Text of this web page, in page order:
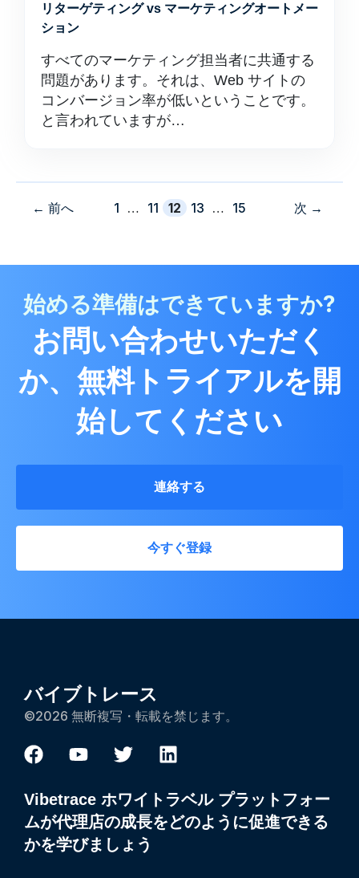
リターゲティング vs マーケティングオートメー
ション
すべてのマーケティング担当者に共通する
問題があります。それは、Web サイトの
コンバージョン率が低いということです。
と言われていますが…
← 前へ
ペ
1 … ペ
11
ペ
12
ペ
13 … ペ
15 次 →
始める準備はできていますか?
お問い合わせいただく
か、無料トライアルを開
始してください
連絡する
今すぐ登録
バイブトレース
©2026 無断複写・転載を禁じます。
Vibetrace ホワイトラベル プラットフォー
ムが代理店の成長をどのように促進できる
かを学びましょう